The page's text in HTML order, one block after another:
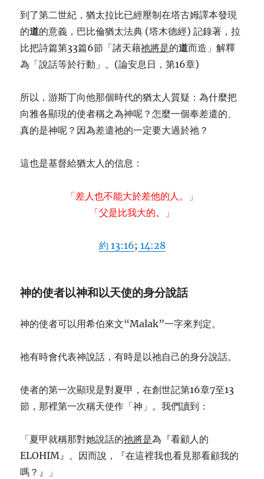
到了第二世紀，猶太拉比已經壓制在塔古姆譯本發現
的道的意義，巴比倫猶太法典 (塔木德經) 記錄著，拉
比把詩篇第33篇6節「諸天藉祂將是的道而造」解釋
為「說話等於行動」。(論安息日，第16章)
所以，游斯丁向他那個時代的猶太人質疑：為什麼把
向雅各顯現的使者稱之為神呢？怎麼一個奉差遣的、
真的是神呢？因為差遣祂的一定要大過於祂？
這也是基督給猶太人的信息：
「差人也不能大於差他的人。」
「父是比我大的。」
約 13:16; 14:28
神的使者以神和以天使的身分說話
神的使者可以用希伯來文“Malak”一字來判定。
祂有時會代表神說話，有時是以祂自己的身分說話。
使者的第一次顯現是對夏甲，在創世記第16章7至13
節，那裡第一次稱天使作「神」。我們讀到：
「夏甲就稱那對她說話的祂將是為『看顧人的
ELOHIM』。因而說，『在這裡我也看見那看顧我的
嗎？』」